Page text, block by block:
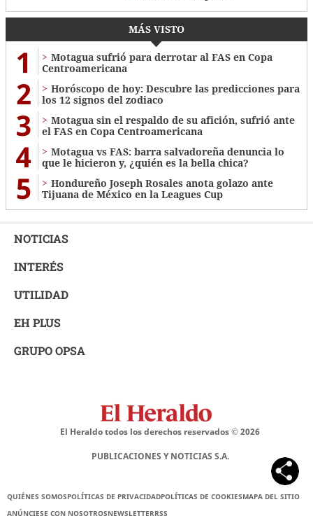
MÁS VISTO
1
Motagua sufrió para derrotar al FAS en Copa
Centroamericana
2
Horóscopo de hoy: Descubre las predicciones para
los 12 signos del zodiaco
3
Motagua sin el respaldo de su afición, sufrió ante
el FAS en Copa Centroamericana
4
Motagua vs FAS: barra salvadoreña denuncia lo
que le hicieron y, ¿quién es la bella chica?
5
Hondureño Joseph Rosales anota golazo ante
Tijuana de México en la Leagues Cup
NOTICIAS
INTERÉS
UTILIDAD
EH PLUS
GRUPO OPSA
El Heraldo todos los derechos reservados ©2026
PUBLICACIONES Y NOTICIAS S.A.
QUIÉNES SOMOSPOLÍTICAS DE PRIVACIDADPOLÍTICAS DE COOKIESMAPA DEL SITIO
ANÚNCIESE CON NOSOTROSNEWSLETTERRSS